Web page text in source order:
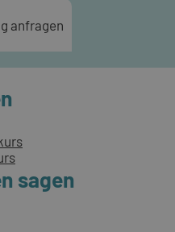
anfragen
sagen